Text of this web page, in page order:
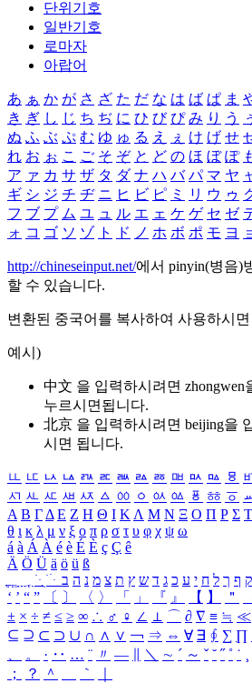
단위기호
일반기호
로마자
아랍어
あ ぁ か が さ ざ た だ な は ば ぱ ま
き ぎ し じ ち ぢ に ひ び ぴ み り う
ぬ ふ ぶ ぷ む ゆ ゅ る え ぇ け げ せ
れ お ぉ こ ご そ ぞ と ど の ほ ぼ ぽ
ア ァ カ サ ザ タ ダ ナ ハ バ パ マ ヤ
ギ シ ジ チ ヂ ニ ヒ ビ ピ ミ リ ウ ゥ
フ ブ プ ム ユ ュ ル エ ェ ケ ゲ セ ゼ
ォ コ ゴ ソ ゾ ト ド ノ ホ ボ ポ モ ヨ
http://chineseinput.net/에서 pinyin(병음)
할 수 있습니다.
변환된 중국어를 복사하여 사용하시
예시)
中文 을 입력하시려면 zhongwen
누르시면됩니다.
北京 을 입력하시려면 beijing을
시면 됩니다.
ㅥ ㅦ ㅧ ㅨ ㅩ ㅪ ㅫ ㅬ ㅭ ㅮ ㅯ ㅰ ㅱ
ㅺ ㅻ ㅼ ㅽ ㅾ ㅿ ㆀ ㆁ ㆂ ㆃ ㆄ ㆅ ㆆ
Α Β ΓΔ Ε Ζ Η Θ Ι ΚΛ Μ Ν Ξ Ο Π Ρ Σ Τ
θ ι κ λ μ ν ξ ο π ρ σ τ υ φ χ ψ ω
á à Á À é è É È ç Ç ê
Ä Ö Ü ä ö ü ß
ִֶֹ ֻּ ׁׂ ק ף ך ל ח י ע כ ג ד ש ץ ת צ מ נ ה ב
‘ ’ “ ” 〔 〕 〈 〉 「 」 『 』 【 】 ＂
± × ÷ ≠ ≤ ≥ ∞ ∴ ♂ ♀ ∠ ⊥ ⌒ ∂ ∇ ≡ ≒ ≪
⊆ ⊇ ⊂ ⊃ ∪ ∩ ∧ ∨ ￢ ⇒ ⇔ ∀ ∃ ∮ ∑ ∏
、
。 · ‥ … ¨ 〃 ― ＼ ∼ ´ ～ ˇ ˘ ˝ ˚ ˙ ¸
；
？ ＾ ｀